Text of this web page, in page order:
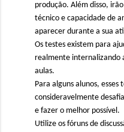
produção. Além disso,
técnico e capacidade de
aparecer durante a sua
Os testes existem para
realmente internalizando
aulas.
Para alguns alunos, esses
consideravelmente
e fazer o melhor possível.
Utilize os fóruns de